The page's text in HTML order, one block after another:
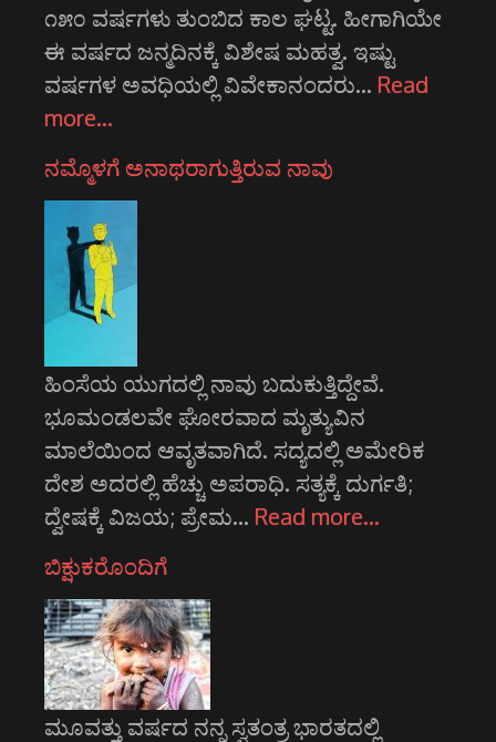
೧೫೦ ವರ್ಷಗಳು ತುಂಬಿದ ಕಾಲ ಘಟ್ಟ. ಹೀಗಾಗಿಯೇ
ಈ ವರ್ಷದ ಜನ್ಮದಿನಕ್ಕೆ ವಿಶೇಷ ಮಹತ್ವ. ಇಷ್ಟು
ವರ್ಷಗಳ ಅವಧಿಯಲ್ಲಿ ವಿವೇಕಾನಂದರು… Read
more…
ನಮ್ಮೊಳಗೆ ಅನಾಥರಾಗುತ್ತಿರುವ ನಾವು
ಹಿಂಸೆಯ ಯುಗದಲ್ಲಿ ನಾವು ಬದುಕುತ್ತಿದ್ದೇವೆ.
ಭೂಮಂಡಲವೇ ಘೋರವಾದ ಮೃತ್ಯುವಿನ
ಮಾಲೆಯಿಂದ ಆವೃತವಾಗಿದೆ. ಸದ್ಯದಲ್ಲಿ ಅಮೇರಿಕ
ದೇಶ ಅದರಲ್ಲಿ ಹೆಚ್ಚು ಅಪರಾಧಿ. ಸತ್ಯಕ್ಕೆ ದುರ್ಗತಿ;
ದ್ವೇಷಕ್ಕೆ ವಿಜಯ; ಪ್ರೇಮ… Read more…
ಬಿಕ್ಷುಕರೊಂದಿಗೆ
ಮೂವತ್ತು ವರ್ಷದ ನನ್ನ ಸ್ವತಂತ್ರ ಭಾರತದಲ್ಲಿ